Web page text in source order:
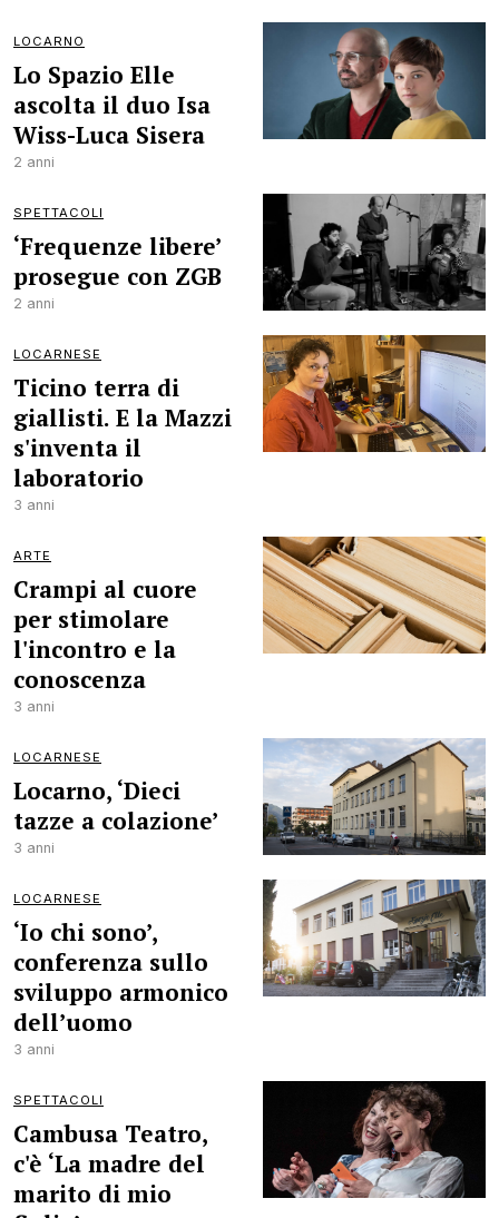
LOCARNO
Lo Spazio Elle
ascolta il duo Isa
Wiss-Luca Sisera
2 anni
SPETTACOLI
‘Frequenze libere’
prosegue con ZGB
2 anni
LOCARNESE
Ticino terra di
giallisti. E la Mazzi
s'inventa il
laboratorio
3 anni
ARTE
Crampi al cuore
per stimolare
l'incontro e la
conoscenza
3 anni
LOCARNESE
Locarno, ‘Dieci
tazze a colazione’
3 anni
LOCARNESE
‘Io chi sono’,
conferenza sullo
sviluppo armonico
dell’uomo
3 anni
SPETTACOLI
Cambusa Teatro,
c'è ‘La madre del
marito di mio